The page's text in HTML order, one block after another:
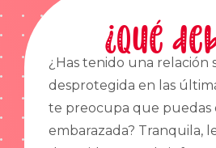
¿Qué
¿Has tenido una relación
desprotegida en las
te preocupa que puedas
embarazada? Tranquila,